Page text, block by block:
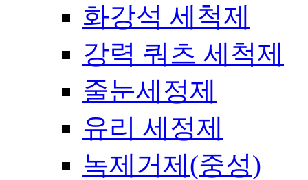
화강석 세척제
강력 쿼츠 세척제
줄눈세정제
유리 세정제
녹제거제(중성)